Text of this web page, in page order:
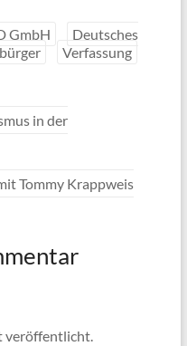
GmbH
Deutsches
Verfassung
in der
Tommy Krappweis
veröffentlicht.